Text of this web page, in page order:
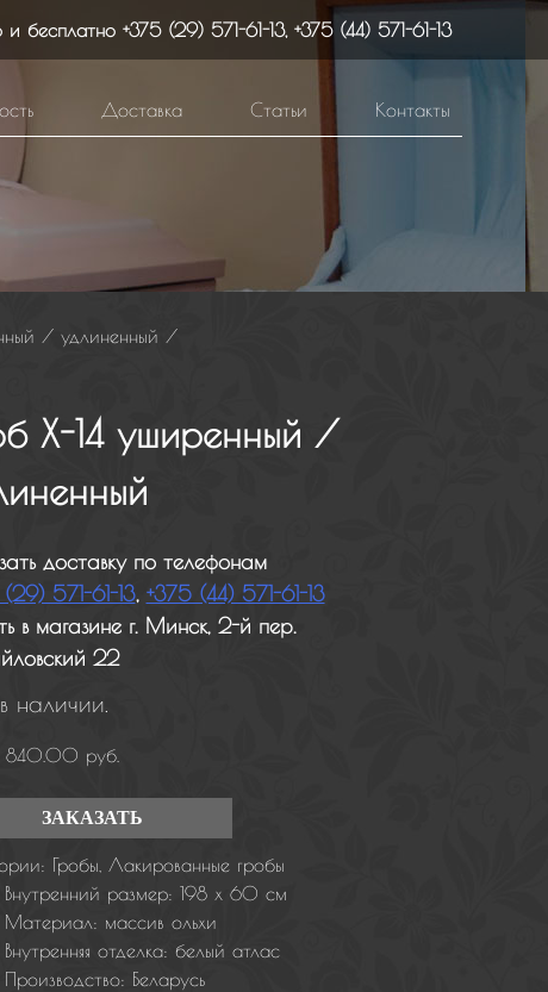
и бесплатно+375 (29) 571-61-13,+375 (44) 571-61-13
Доставка Статьи Контакты
/ удлиненный /
Х-14 уширенный /
доставку по телефонам
571-61-13, +375 (44) 571-61-13
в магазине г. Минск, 2-й пер.
22
наличии.
840.00 руб.
ЗАКАЗАТЬ
Гробы Лакированные гробы
Внутренний размер: 198 х 60 см
Материал: массив ольхи
отделка: белый атлас
Производство: Беларусь